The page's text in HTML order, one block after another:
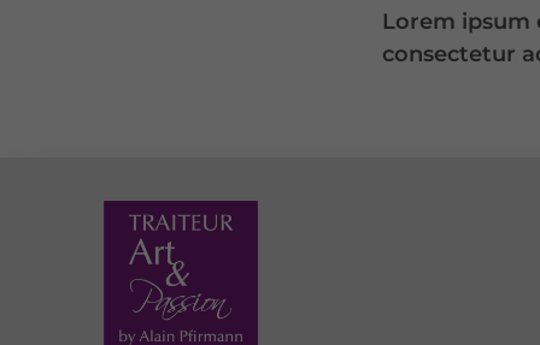
Lorem ipsum
consectetur